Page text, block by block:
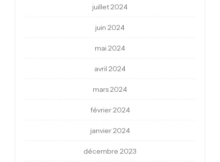
juillet 2024
juin 2024
mai 2024
avril 2024
mars 2024
février 2024
janvier 2024
décembre 2023